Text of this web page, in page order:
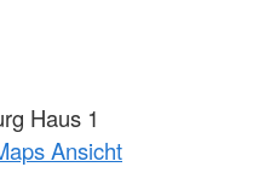
Haus 1
Ansicht